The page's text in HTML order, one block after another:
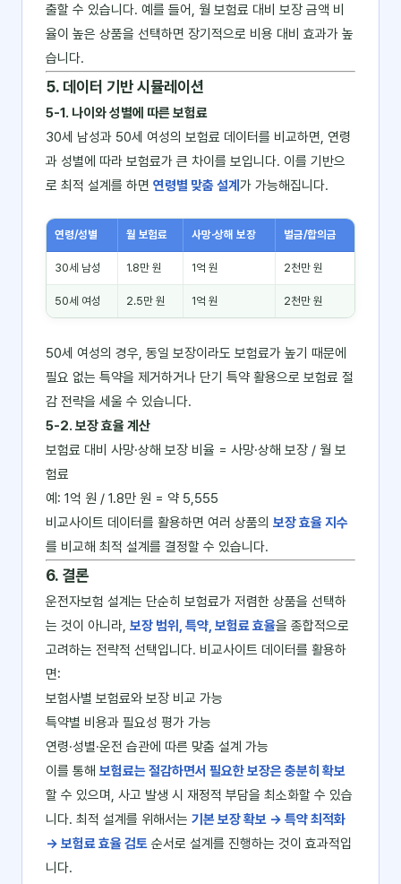
출할 수 있습니다. 예를 들어, 월 보험료 대비 보장 금액 비
율이 높은 상품을 선택하면 장기적으로 비용 대비 효과가 높
습니다.
5. 데이터 기반 시뮬레이션
5-1. 나이와 성별에 따른 보험료
30세 남성과 50세 여성의 보험료 데이터를 비교하면, 연령
과 성별에 따라 보험료가 큰 차이를 보입니다. 이를 기반으
로 최적 설계를 하면 연령별 맞춤 설계 가 가능해집니다.
연령/성별 월 보험료 사망·상해 보장 벌금/합의금
30세 남성 1.8만 원 1억 원 2천만 원
50세 여성 2.5만 원 1억 원 2천만 원
50세 여성의 경우, 동일 보장이라도 보험료가 높기 때문에
필요 없는 특약을 제거하거나 단기 특약 활용으로 보험료 절
감 전략을 세울 수 있습니다.
5-2. 보장 효율 계산
보험료 대비 사망·상해 보장 비율 = 사망·상해 보장 / 월 보
험료
예: 1억 원 / 1.8만 원 = 약 5,555
비교사이트 데이터를 활용하면 여러 상품의 보장 효율 지수
를 비교해 최적 설계를 결정할 수 있습니다.
6. 결론
운전자보험 설계는 단순히 보험료가 저렴한 상품을 선택하
는 것이 아니라, 보장 범위, 특약, 보험료 효율을 종합적으로
고려하는 전략적 선택입니다. 비교사이트 데이터를 활용하
면:
보험사별 보험료와 보장 비교 가능
특약별 비용과 필요성 평가 가능
연령·성별·운전 습관에 따른 맞춤 설계 가능
이를 통해 보험료는 절감하면서 필요한 보장은 충분히 확보
할 수 있으며, 사고 발생 시 재정적 부담을 최소화할 수 있습
니다. 최적 설계를 위해서는 기본 보장 확보 → 특약 최적화
→ 보험료 효율 검토 순서로 설계를 진행하는 것이 효과적입
니다.